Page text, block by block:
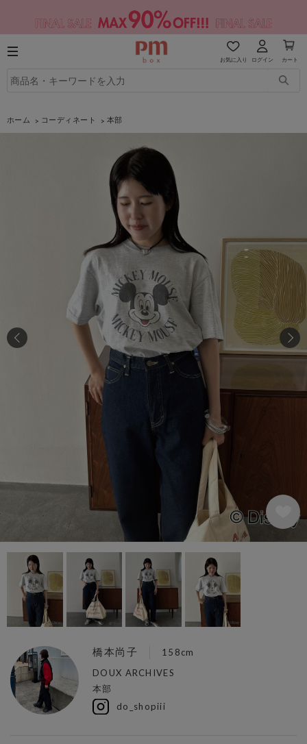
お気に入り ログイン カート
ホーム コーディネート 本部
本部
橋本尚子
158cm
DOUX ARCHIVES
do_shopiii